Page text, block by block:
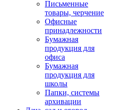
Письменные
товары, черчение
Офисные
принадлежности
Бумажная
продукция для
офиса
Бумажная
продукция для
школы
Папки, системы
архивации